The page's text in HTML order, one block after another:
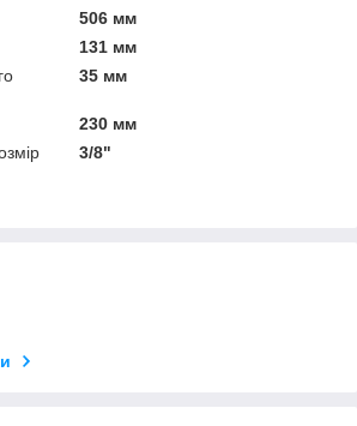
506 мм
131 мм
35 мм
230 мм
3/8"